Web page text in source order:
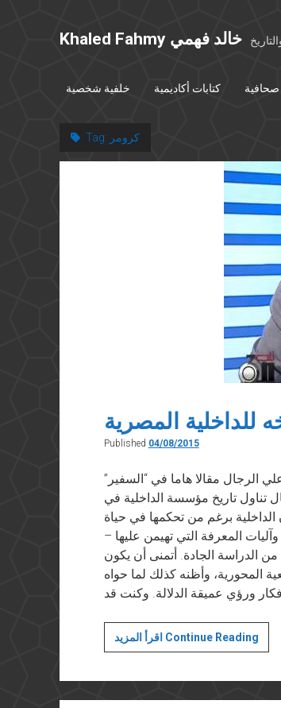
Khaled Fahmy خالد فهمي
خلفية شخصية كتابات أكاديمية صحافية
Tag: كرومر
للداخلية المصرية
Published 04/08/2015
منذ عدة أيام نشر علي الرجال مقالا هاما في “السفير”
تناول تاريخ مؤسسة الداخلية في
برغم من تحكمها في حياة
المعرفة التي تهيمن عليها –
الدراسة الجادة. أتمنى أن يكون
المحورية، وأظنه كذلك لما حواه
اقرأ المزيد Continue Readingعلي